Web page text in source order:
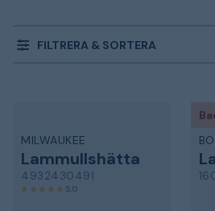
FILTRERA & SORTERA
MILWAUKEE
Lammullshätta
4932430491
5,0